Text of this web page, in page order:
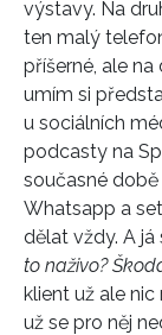
výstavy. Na
ten malý
příšerné, ale
umím si
u sociálních
podcasty na
současné
Whatsapp a
dělat vždy. A
to naživo?
klient už ale nic
už se pro něj